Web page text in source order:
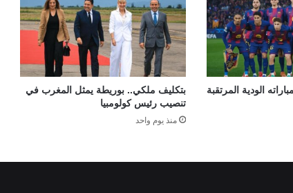
الودية المرتقبة
بتكليف ملكي.. بوريطة يمثل المغرب في
تنصيب رئيس كولومبيا
منذ يوم واحد